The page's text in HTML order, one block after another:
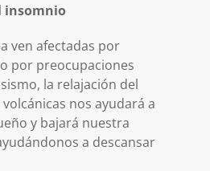
insomnio
ven afectadas por
por preocupaciones
la relajación del
nos ayudará a
y bajará nuestra
a descansar